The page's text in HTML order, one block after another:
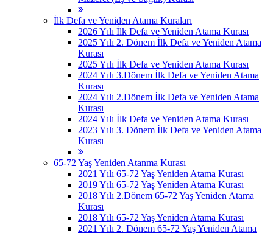
İlk Defa ve Yeniden Atama Kuraları
2026 Yılı İlk Defa ve Yeniden Atama Kurası
2025 Yılı 2. Dönem İlk Defa ve Yeniden Atama
Kurası
2025 Yılı İlk Defa ve Yeniden Atama Kurası
2024 Yılı 3.Dönem İlk Defa ve Yeniden Atama
Kurası
2024 Yılı 2.Dönem İlk Defa ve Yeniden Atama
Kurası
2024 Yılı İlk Defa ve Yeniden Atama Kurası
2023 Yılı 3. Dönem İlk Defa ve Yeniden Atama
Kurası
65-72 Yaş Yeniden Atanma Kurası
2021 Yılı 65-72 Yaş Yeniden Atama Kurası
2019 Yılı 65-72 Yaş Yeniden Atama Kurası
2018 Yılı 2.Dönem 65-72 Yaş Yeniden Atama
Kurası
2018 Yılı 65-72 Yaş Yeniden Atama Kurası
2021 Yılı 2. Dönem 65-72 Yaş Yeniden Atama